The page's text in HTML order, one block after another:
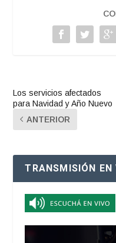
Los servicios afectados
para Navidad y Año Nuevo
ANTERIOR
TRANSMISIÓN EN